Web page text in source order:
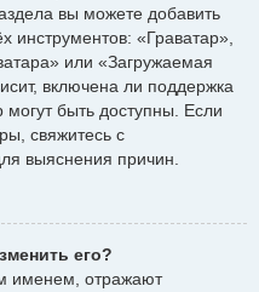
вы можете добавить
инструментов: «Граватар»,
или «Загружаемая
включена ли поддержка
могут быть доступны. Если
свяжитесь с
выяснения причин.
его?
именем, отражают